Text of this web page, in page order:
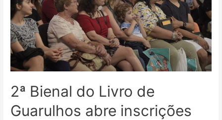
2ª Bienal do Livro de
Guarulhos abre inscrições